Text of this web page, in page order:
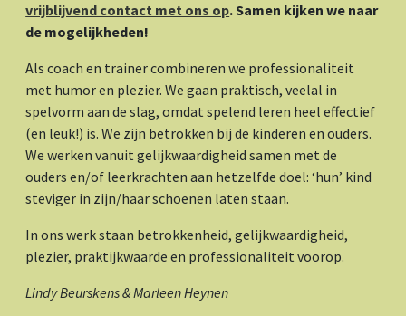
vrijblijvend contact met ons op. Samen kijken we naar
de mogelijkheden!
Als coach en trainer combineren we professionaliteit
met humor en plezier. We gaan praktisch, veelal in
spelvorm aan de slag, omdat spelend leren heel effectief
(en leuk!) is.We zijn betrokken bij de kinderen en ouders.
We werken vanuit gelijkwaardigheid samen met de
ouders en/of leerkrachten aan hetzelfde doel: ‘hun’ kind
steviger in zijn/haar schoenen laten staan.
In ons werk staan betrokkenheid, gelijkwaardigheid,
plezier, praktijkwaarde en professionaliteit voorop.
Lindy Beurskens & Marleen Heynen